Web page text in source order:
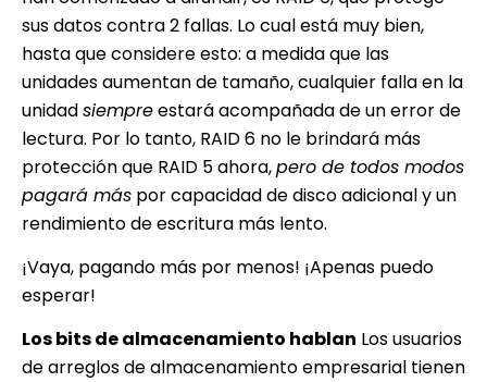
sus datos contra 2 fallas. Lo cual está muy bien,
hasta que considere esto: a medida que las
unidades aumentan de tamaño, cualquier falla en la
unidadsiempreestará acompañada de un error de
lectura. Por lo tanto, RAID 6 no le brindará más
protección que RAID 5 ahora,pero de todos modos
pagará más por capacidad de disco adicional y un
rendimiento de escritura más lento.
¡Vaya, pagando más por menos! ¡Apenas puedo
esperar!
Los bits de almacenamiento hablan Los usuarios
de arreglos de almacenamiento empresarial tienen